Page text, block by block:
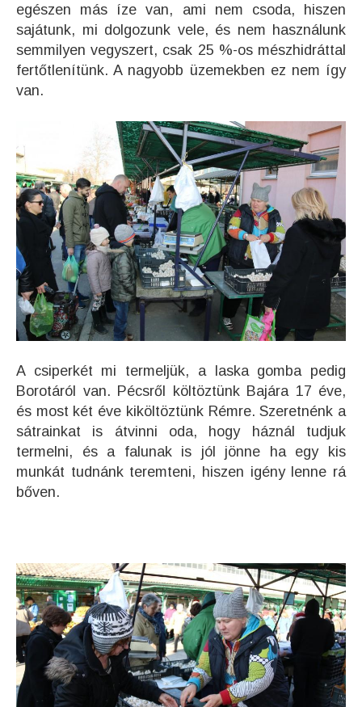
egészen más íze van, ami nem csoda, hiszen
sajátunk, mi dolgozunk vele, és nem használunk
semmilyen vegyszert, csak 25 %-os mészhidráttal
fertőtlenítünk. A nagyobb üzemekben ez nem így
van.
A csiperkét mi termeljük, a laska gomba pedig
Borotáról van. Pécsről költöztünk Bajára 17 éve,
és most két éve kiköltöztünk Rémre. Szeretnénk a
sátrainkat is átvinni oda, hogy háznál tudjuk
termelni, és a falunak is jól jönne ha egy kis
munkát tudnánk teremteni, hiszen igény lenne rá
bőven.